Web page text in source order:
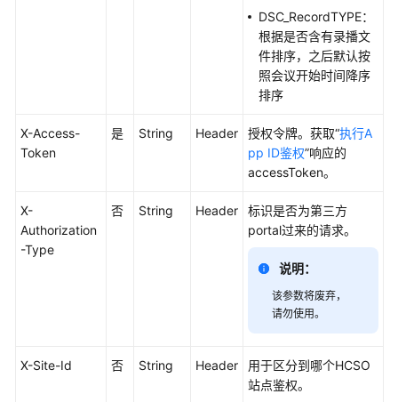
鉴
DSC_RecordTYPE：
根据是否含有录播文
件排序，之后默认按
照会议开始时间降序
排序
X-Access-
Token
是 String Header 授权令牌。获取“执行A
pp ID鉴权”响应的
accessToken。
X-
Authorization
-Type
否 String Header
标识是否为第三方
portal过来的请求。
说明：
该参数将废弃，
请勿使用。
X-Site-Id 否 String Header
用于区分到哪个HCSO
站点鉴权。